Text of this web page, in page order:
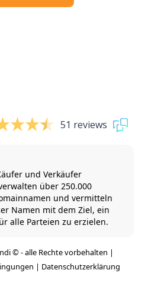
51 reviews
und Verkäufer
über 250.000
und vermitteln
Namen mit dem Ziel, ein
alle Parteien zu erzielen.
© - alle Rechte vorbehalten |
| Datenschutzerklärung